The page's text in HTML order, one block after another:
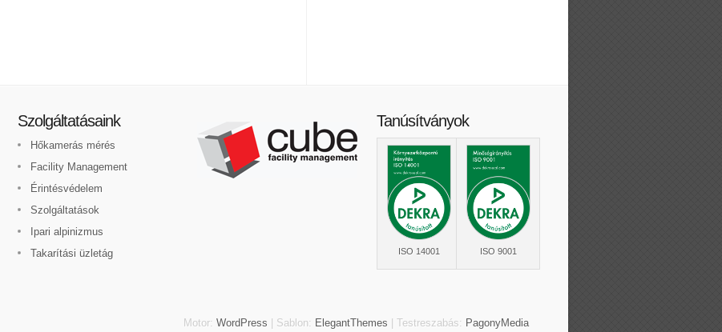
Szolgáltatásaink
Hőkamerás mérés
Facility Management
Érintésvédelem
Szolgáltatások
Ipari alpinizmus
Takarítási üzletág
Tanúsítványok
ISO 14001 ISO 9001
Motor: WordPress | Sablon: ElegantThemes | Testreszabás: PagonyMedia